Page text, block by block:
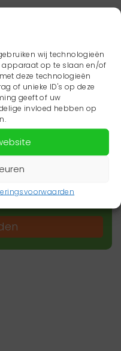
wij technologieën
apparaat op te slaan en/of
deze technologieën
of unieke ID's op deze
geeft of uw
invloed hebben op
het laatste
je dan in voor